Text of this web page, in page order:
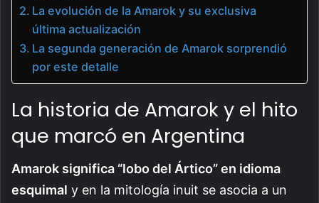
La evolución de la Amarok y su exclusiva
última actualización
La segunda generación de Amarok sorprendió
por este detalle
La historia de Amarok y el hito
que marcó en Argentina
Amarok significa “lobo del Ártico” en idioma
esquimal y en la mitología inuit se asocia a un